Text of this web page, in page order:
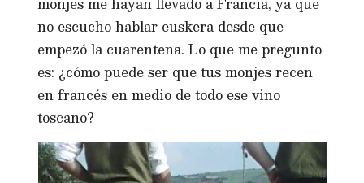
no escucho hablar euskera desde que
empezó la cuarentena. Lo que me pregunto
es: ¿cómo puede ser que tus monjes recen
en francés en medio de todo ese vino
toscano?